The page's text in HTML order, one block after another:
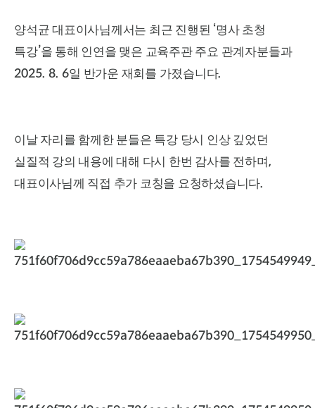
양석균 대표이사님께서는 최근 진행된 ‘명사 초청
특강’을 통해 인연을 맺은 교육주관 주요 관계자분들과
2025. 8. 6일 반가운 재회를 가졌습니다.
이날 자리를 함께한 분들은 특강 당시 인상 깊었던
실질적 강의 내용에 대해 다시 한번 감사를 전하며 ,
대표이사님께 직접 추가 코칭을 요청하셨습니다.